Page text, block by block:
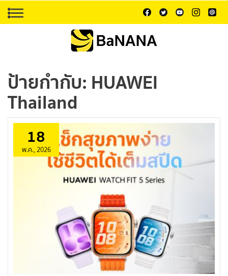
ป้ายกำกับ: HUAWEI
Thailand
18
พ.ค., 2026